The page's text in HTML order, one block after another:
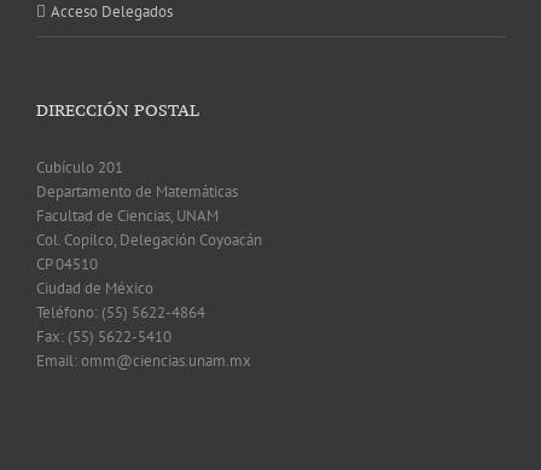
Acceso Delegados
DIRECCIÓN POSTAL
Cubículo 201
Departamento de Matemáticas
Facultad de Ciencias, UNAM
Col. Copilco, Delegación Coyoacán
CP 04510
Ciudad de México
Teléfono: (55) 5622-4864
Fax: (55) 5622-5410
Email: omm@ciencias.unam.mx